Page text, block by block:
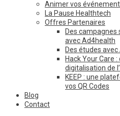
Animer vos
La Pause Healthtech
Offres Partenaires
Des campagnes
avec Ad4health
Des études
Hack Your Care
digitalisation de
KEEP : une
vos QR Codes
Blog
Contact